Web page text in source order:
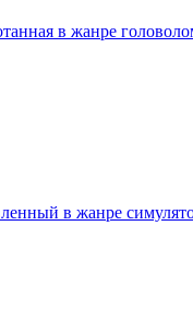
в жанре
в жанре